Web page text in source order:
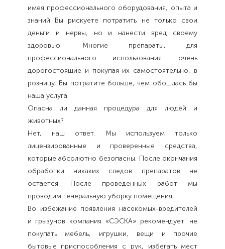
имея профессионального оборудования, опыта и
знаний Вы рискуете потратить не только свои
деньги и нервы, но и нанести вред своему
здоровью. Многие препараты, для
профессионального использования очень
дорогостоящие и покупая их самостоятельно, в
розницу, Вы потратите больше, чем обошлась бы
наша услуга.
Опасна ли данная процедура для людей и
животных?
Нет, наш ответ. Мы используем только
лицензированные и проверенные средства,
которые абсолютно безопасны. После окончания
обработки никаких следов препаратов не
остается. После проведенных работ мы
проводим генеральную уборку помещения.
Во избежание появления насекомых-вредителей
и грызунов компания «СЭСКА» рекомендует: не
покупать мебель, игрушки, вещи и прочие
бытовые приспособления с рук, избегать мест